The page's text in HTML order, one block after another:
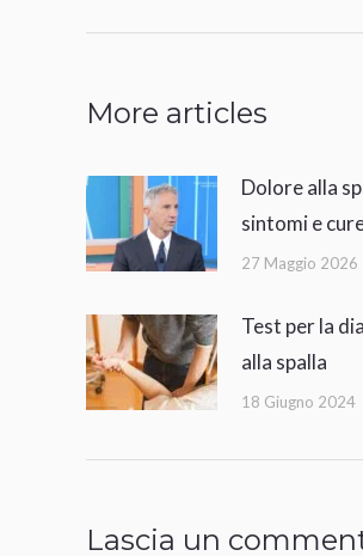
i
More articles
Dolore alla
sintomi e
27 Maggio 2026
Test per la
alla spalla
18 Giugno 2024
Lascia un